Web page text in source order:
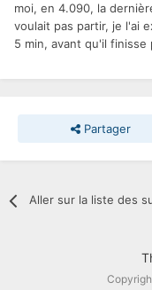
moi, en 4.090, la
voulait pas partir, je l'ai
5 min, avant qu'il
Partager
Aller sur la liste des